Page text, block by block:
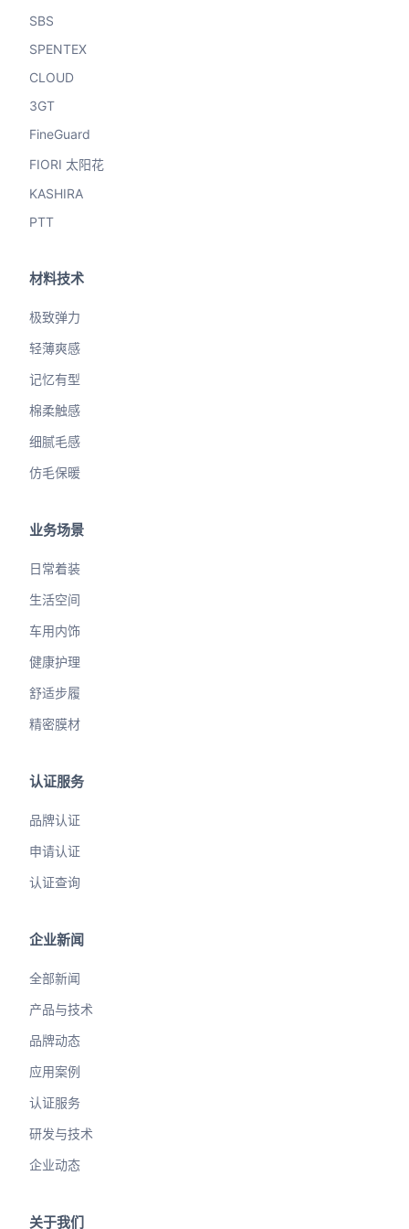
SBS
SPENTEX
CLOUD
3GT
FineGuard
FIORI 太阳花
KASHIRA
PTT
材料技术
极致弹力
轻薄爽感
记忆有型
棉柔触感
细腻毛感
仿毛保暖
业务场景
日常着装
生活空间
车用内饰
健康护理
舒适步履
精密膜材
认证服务
品牌认证
申请认证
认证查询
企业新闻
全部新闻
产品与技术
品牌动态
应用案例
认证服务
研发与技术
企业动态
关于我们